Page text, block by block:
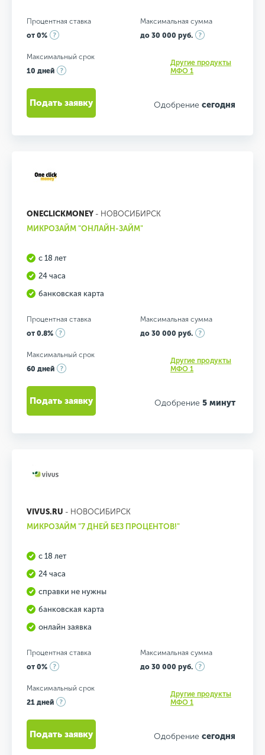
Процентная ставка
от 0%
Максимальная сумма
до 30 000 руб.
Максимальный срок
10 дней
Другие продукты
МФО 1
Одобрение сегодня
Подать заявку
ONECLICKMONEY - НОВОСИБИРСК
МИКРОЗАЙМ "ОНЛАЙН-ЗАЙМ"
с 18 лет
24 часа
банковская карта
Процентная ставка
от 0.8%
Максимальная сумма
до 30 000 руб.
Максимальный срок
60 дней
Другие продукты
МФО 1
Одобрение 5 минут
Подать заявку
VIVUS.RU - НОВОСИБИРСК
МИКРОЗАЙМ "7 ДНЕЙ БЕЗ ПРОЦЕНТОВ!"
с 18 лет
24 часа
справки не нужны
банковская карта
онлайн заявка
Процентная ставка
от 0%
Максимальная сумма
до 30 000 руб.
Максимальный срок
21 дней
Другие продукты
МФО 1
Одобрение сегодня
Подать заявку